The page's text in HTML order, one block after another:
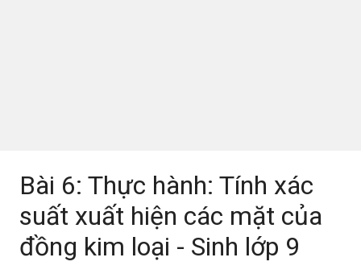
Bài 6: Thực hành: Tính xác
suất xuất hiện các mặt của
đồng kim loại - Sinh lớp 9